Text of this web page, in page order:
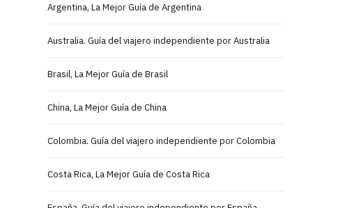
Argentina, La Mejor Guía de Argentina
Australia. Guía del viajero independiente por Australia
Brasil, La Mejor Guía de Brasil
China, La Mejor Guía de China
Colombia. Guía del viajero independiente por Colombia
Costa Rica, La Mejor Guía de Costa Rica